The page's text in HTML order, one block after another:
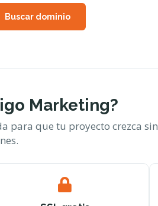
Buscar dominio
Marketing?
para que tu proyecto crezca sin